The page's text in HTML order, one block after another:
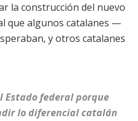
la construcción del nuevo
que algunos catalanes —
y otros catalanes
Estado federal porque
lo diferencial catalán